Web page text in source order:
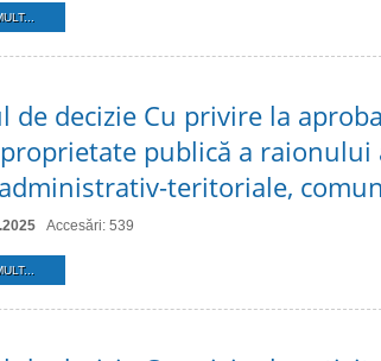
de decizie Cu privire la
publică a
teritoriale,
Accesări: 539